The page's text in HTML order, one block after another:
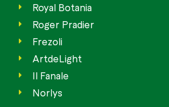
Royal Botania
Roger Pradier
Frezoli
ArtdeLight
Il Fanale
Norlys